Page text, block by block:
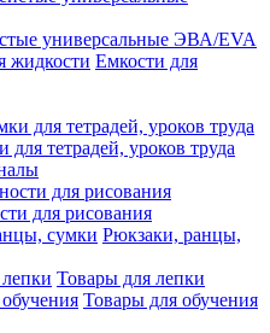
универсальные ЭВА/EVA
Емкости для
тетрадей, уроков труда
для рисования
Рюкзаки, ранцы,
Товары для лепки
Товары для обучения